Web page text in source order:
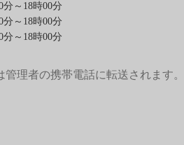
分～18時00分
分～18時00分
分～18時00分
理者の携帯電話に転送されます。